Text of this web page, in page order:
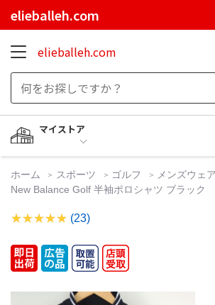
elieballeh.com
elieballeh.com
マイストア
ホーム スポーツ ゴルフ メンズウェア
New Balance Golf 半袖ポロシャツ ブラック
(23)